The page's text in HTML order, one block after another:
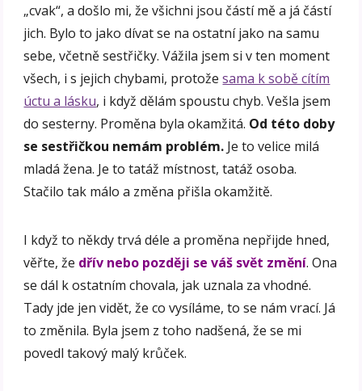
„cvak“, a došlo mi, že všichni jsou částí mě a já částí
jich. Bylo to jako dívat se na ostatní jako na samu
sebe, včetně sestřičky. Vážila jsem si v ten moment
všech, i s jejich chybami, protožesama k sobě cítím
úctu a lásku, i když dělám spoustu chyb. Vešla jsem
do sesterny. Proměna byla okamžitá. Od této doby
se sestřičkou nemám problém. Je to velice milá
mladá žena. Je to tatáž místnost, tatáž osoba.
Stačilo tak málo a změna přišla okamžitě.
I když to někdy trvá déle a proměna nepřijde hned,
věřte, že dřív nebo později se váš svět změní. Ona
se dál k ostatním chovala, jak uznala za vhodné.
Tady jde jen vidět, že co vysíláme, to se nám vrací. Já
to změnila. Byla jsem z toho nadšená, že se mi
povedl takový malý krůček.